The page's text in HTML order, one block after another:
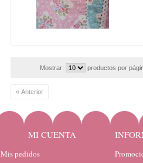
Mostrar: productos por
« Anterior
MI CUENTA
Mis pedidos